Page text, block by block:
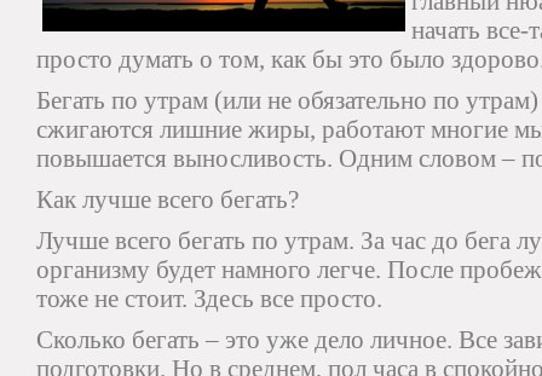
начать все-
просто думать о том, как бы это было
Бегать по утрам (или не обязательно по
сжигаются лишние жиры, работают многие
повышается выносливость. Одним словом –
Как лучше всего бегать?
Лучше всего бегать по утрам. За час до бега
организму будет намного легче. После
тоже не стоит. Здесь все просто.
Сколько бегать – это уже дело личное. Все
подготовки. Но в среднем, пол часа в